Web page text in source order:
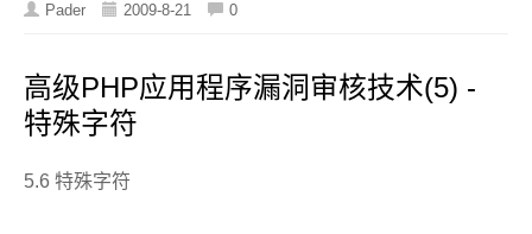
Pader 2009-8-21 0
高级PHP应用程序漏洞审核技术(5) -
特殊字符
5.6 特殊字符